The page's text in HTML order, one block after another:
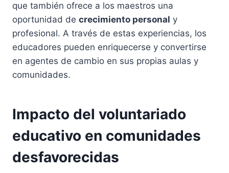
que también ofrece a los maestros una
oportunidad de crecimiento personal y
profesional. A través de estas experiencias, los
educadores pueden enriquecerse y convertirse
en agentes de cambio en sus propias aulas y
comunidades.
Impacto del voluntariado
educativo en comunidades
desfavorecidas